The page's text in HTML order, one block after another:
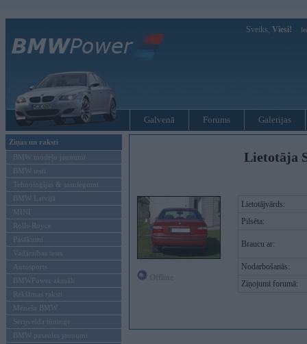
Sveiks, Viesi!
Galvenā Forums Galerijas
Ziņas un raksti
BMW modeļu jaunumi
BMW testi
Tehnoloģijas & sasniegumi
BMW Latvijā
MINI
Rolls-Royce
Pasākumi
Vadāmības tests
Autosports
BMWPower aktuāli
Reklāmas raksti
Mēneša BMW
Sērijveida tūnings
BMW pasaules jaunumi
Lietotāja
Lietotājvārds:
Pilsēta:
Braucu ar:
Nodarbošanās:
Ziņojumi forumā: